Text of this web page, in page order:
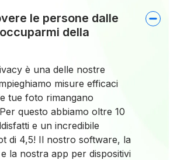
le persone dalle
della
è una delle nostre
misure efficaci
tue foto rimangano
questo abbiamo oltre 10
e un incredibile
di 4,5! Il nostro software, la
la nostra app per dispositivi